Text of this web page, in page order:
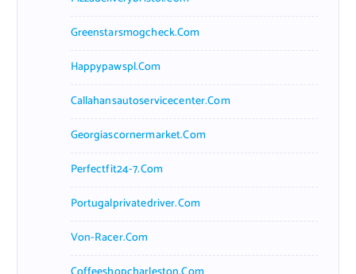
Greenstarsmogcheck.com
Happypawspl.com
Callahansautoservicecenter.com
Georgiascornermarket.com
Perfectfit24-7.com
Portugalprivatedriver.com
Von-Racer.com